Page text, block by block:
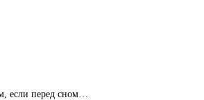
если перед сном…